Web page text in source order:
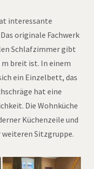
interessante
originale Fachwerk
Schlafzimmer gibt
breit ist. In einem
ein Einzelbett, das
hat eine
Die Wohnküche
Küchenzeile und
Sitzgruppe.